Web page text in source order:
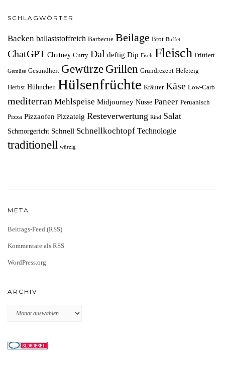
SCHLAGWÖRTER
Backen ballaststoffreich Barbecue Beilage Brot Buffet
ChatGPT Chutney Curry Dal deftig Dip Fisch Fleisch Frittiert
Gemüse Gesundheit Gewürze Grillen Grundrezept Hefeteig
Herbst Hühnchen Hülsenfrüchte Kräuter Käse Low-Carb
mediterran Mehlspeise Midjourney Nüsse Paneer Peruanisch
Pizza Pizzaofen Pizzateig Resteverwertung Rind Salat
Schmorgericht Schnell Schnellkochtopf Technologie
traditionell würzig
META
Beitrags-Feed (RSS)
Kommentare als RSS
WordPress.org
ARCHIV
Archiv